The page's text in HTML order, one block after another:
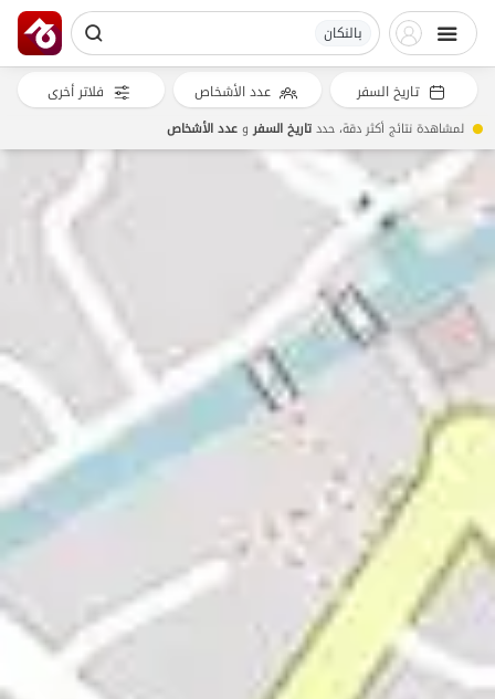
بالنکان
تاريخ السفر عدد الأشخاص فلاتر أخرى
لمشاهدة نتائج أكثر دقة، حددتاريخ السفروعدد الأشخاص